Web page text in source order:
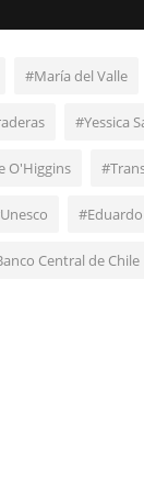
#María del Valle
#Yessica
O'Higgins
Central de Chile